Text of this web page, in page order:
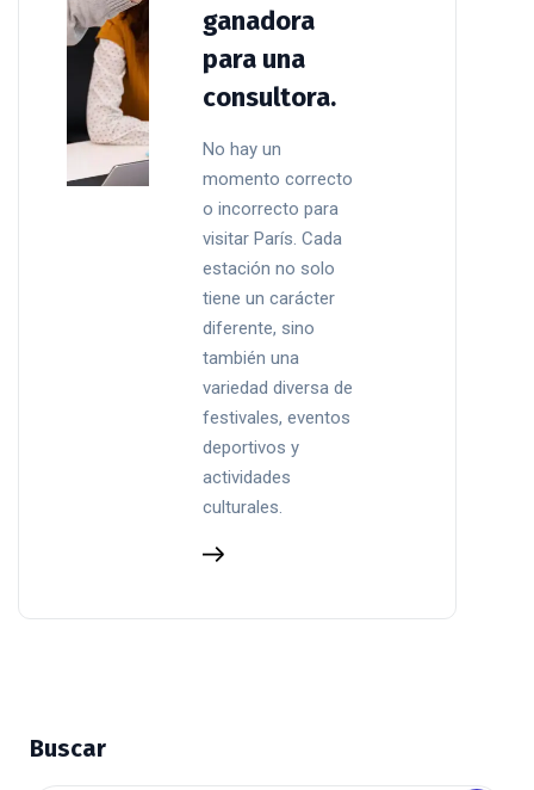
ganadora
para una
consultora.
No hay un
momento correcto
o incorrecto para
visitar París. Cada
estación no solo
tiene un carácter
diferente, sino
también una
variedad diversa de
festivales, eventos
deportivos y
actividades
culturales.
Buscar